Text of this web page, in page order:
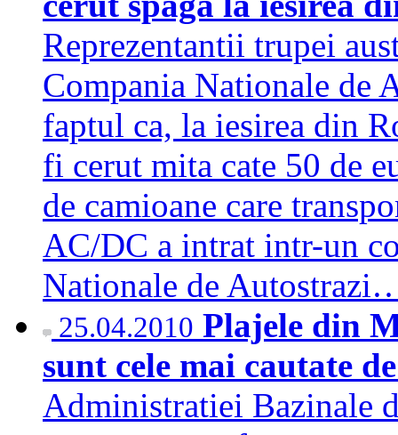
Reprezentantii trupei
Compania Nationale de
faptul ca, la iesirea din
fi cerut mita cate 50 de
de camioane care
AC/DC a intrat intr-un
Nationale de
25.04.2010 Plajele din
sunt cele mai cautate
Administratiei Bazinale